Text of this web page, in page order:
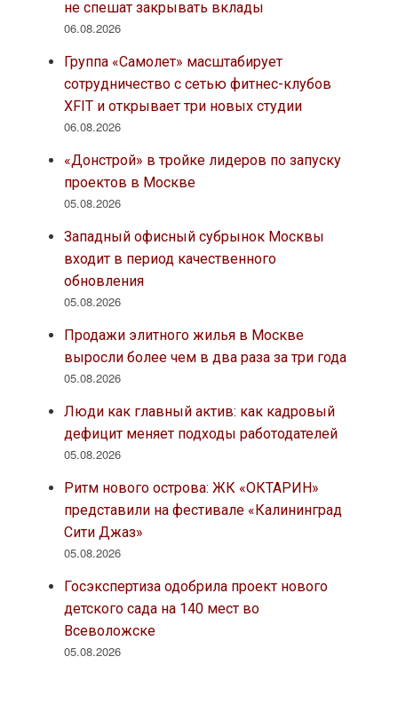
не спешат закрывать вклады
06.08.2026
Группа «Самолет» масштабирует
сотрудничество с сетью фитнес-клубов
XFIT и открывает три новых студии
06.08.2026
«Донстрой» в тройке лидеров по запуску
проектов в Москве
05.08.2026
Западный офисный субрынок Москвы
входит в период качественного
обновления
05.08.2026
Продажи элитного жилья в Москве
выросли более чем в два раза за три года
05.08.2026
Люди как главный актив: как кадровый
дефицит меняет подходы работодателей
05.08.2026
Ритм нового острова: ЖК «ОКТАРИН»
представили на фестивале «Калининград
Сити Джаз»
05.08.2026
Госэкспертиза одобрила проект нового
детского сада на 140 мест во
Всеволожске
05.08.2026